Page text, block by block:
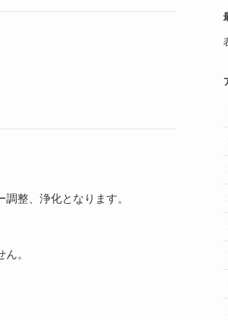
整、浄化となります。
。